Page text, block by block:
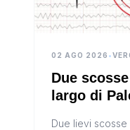
02 AGO 2026 •
Due
largo di
Due lievi